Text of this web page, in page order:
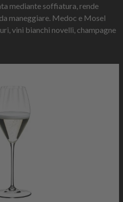
mediante soffiatura, rende
maneggiare. Medoc e Mosel
vini bianchi novelli, champagne